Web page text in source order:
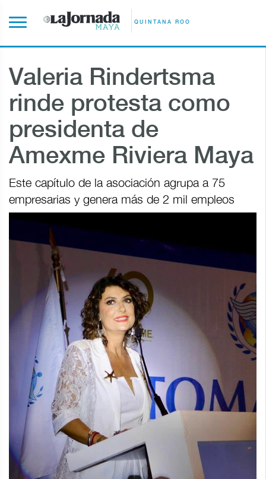
QUINTANA ROO
Valeria Rindertsma
rinde protesta como
presidenta de
Amexme Riviera Maya
Este capítulo de la asociación agrupa a 75
empresarias y genera más de 2 mil empleos